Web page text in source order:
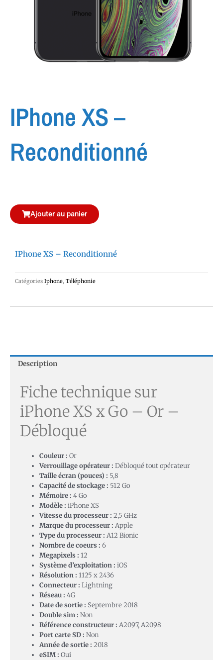
IPhone XS –
Reconditionné
Ajouter au panier
IPhone XS – Reconditionné
Catégories Iphone, Téléphonie
Description
Fiche technique sur
iPhone XS x Go – Or –
Débloqué
Couleur : Or
Verrouillage opérateur : Débloqué tout opérateur
Taille écran (pouces) : 5,8
Capacité de stockage : 512 Go
Mémoire : 4 Go
Modèle : iPhone XS
Vitesse du processeur : 2,5 GHz
Marque du processeur : Apple
Type du processeur : A12 Bionic
Nombre de coeurs : 6
Megapixels : 12
Système d’exploitation : iOS
Résolution : 1125 x 2436
Connecteur : Lightning
Réseau : 4G
Date de sortie : Septembre 2018
Double sim : Non
Référence constructeur : A2097, A2098
Port carte SD : Non
Année de sortie : 2018
eSIM : Oui